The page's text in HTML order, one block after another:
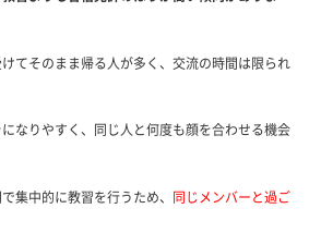
てそのまま帰る人が多く、交流の時間は限られ
なりやすく、同じ人と何度も顔を合わせる機会
集中的に教習を行うため、 同じメンバーと過ご